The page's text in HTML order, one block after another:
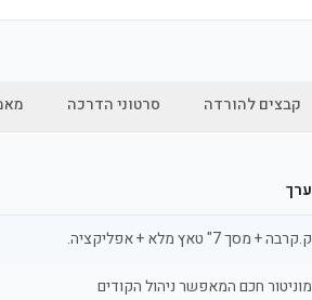
קבצים להורדה סרטוני הדרכה
ערך
ק.קרבה + מסך 7" טאץ מלא + אפליקציה.
מוניטור חכם המאפשר ניהול הקודים